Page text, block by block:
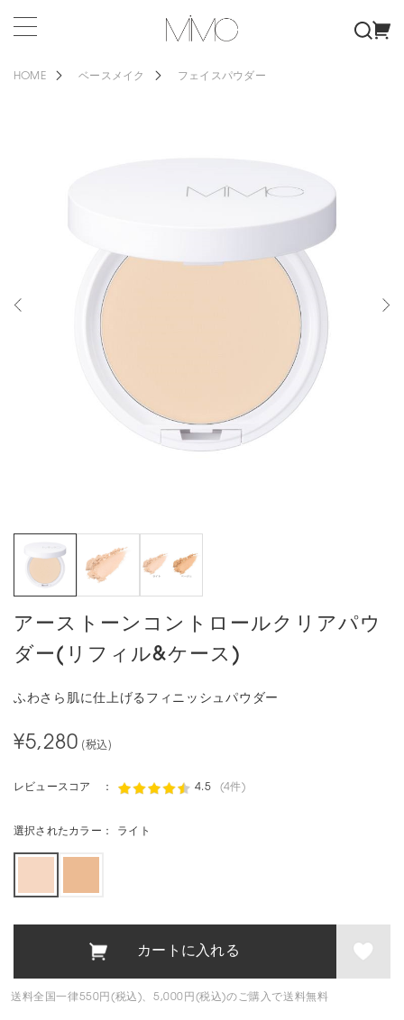
HOME ベースメイク フェイスパウダー
アーストーンコントロールクリアパウ
ダー(リフィル&ケース)
ふわさら肌に仕上げるフィニッシュパウダー
¥5,280 (税込)
選択されたカラー： ライト
送料全国一律550円(税込)、5,000円(税込)のご購入で送料無料
レビュースコア ： 4.5 (4件)